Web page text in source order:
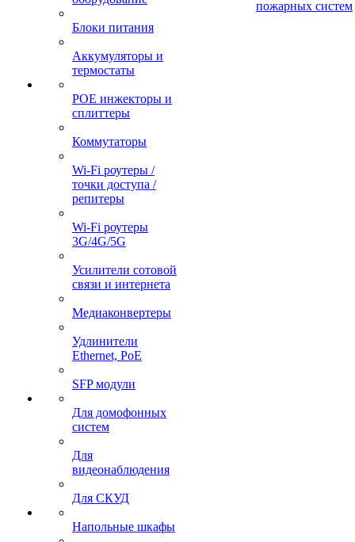
Блоки питания
Аккумуляторы и
термостаты
POE инжекторы и
сплиттеры
Коммутаторы
Wi-Fi роутеры /
точки доступа /
репитеры
Wi-Fi роутеры
3G/4G/5G
Усилители сотовой
связи и интернета
Медиаконвертеры
Удлинители
Ethernet, PoE
SFP модули
Для домофонных
систем
Для
видеонаблюдения
Для СКУД
Напольные шкафы
пожарных систем